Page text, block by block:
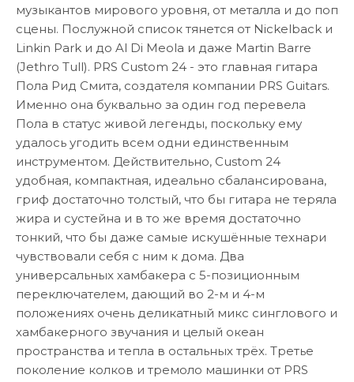
музыкантов мирового уровня, от металла и до поп
сцены. Послужной список тянется от Nickelback и
Linkin Park и до Al Di Meola и даже Martin Barre
(Jethro Tull). PRS Custom 24 - это главная гитара
Пола Рид Смита, создателя компании PRS Guitars.
Именно она буквально за один год перевела
Пола в статус живой легенды, поскольку ему
удалось угодить всем одни единственным
инструментом. Действительно, Custom 24
удобная, компактная, идеально сбалансирована,
гриф достаточно толстый, что бы гитара не теряла
жира и сустейна и в то же время достаточно
тонкий, что бы даже самые искушённые технари
чувствовали себя с ним к дома. Два
универсальных хамбакера с 5-позиционным
переключателем, дающий во 2-м и 4-м
положениях очень деликатный микс синглового и
хамбакерного звучания и целый океан
пространства и тепла в остальных трёх. Третье
поколение колков и тремоло машинки от PRS